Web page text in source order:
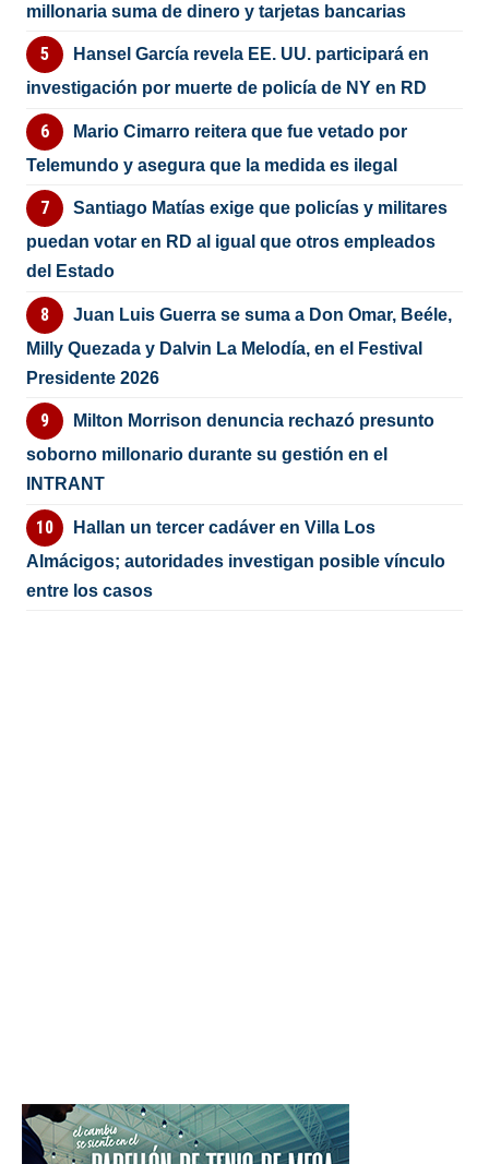
millonaria suma de dinero y tarjetas bancarias
Hansel García revela EE. UU. participará en
investigación por muerte de policía de NY en RD
Mario Cimarro reitera que fue vetado por
Telemundo y asegura que la medida es ilegal
Santiago Matías exige que policías y militares
puedan votar en RD al igual que otros empleados
del Estado
Juan Luis Guerra se suma a Don Omar, Beéle,
Milly Quezada y Dalvin La Melodía, en el Festival
Presidente 2026
Milton Morrison denuncia rechazó presunto
soborno millonario durante su gestión en el
INTRANT
Hallan un tercer cadáver en Villa Los
Almácigos; autoridades investigan posible vínculo
entre los casos